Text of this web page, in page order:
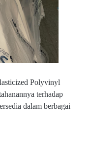
Polyvinyl
terhadap
dalam berbagai